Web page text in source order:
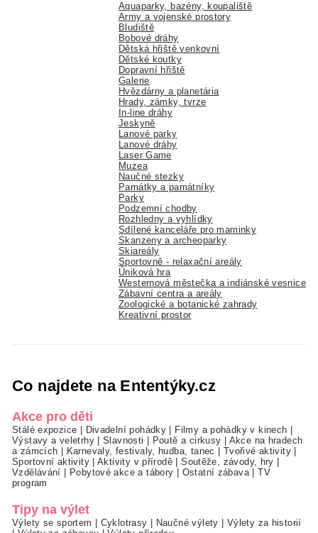
Aquaparky, bazény, koupaliště
Army a vojenské prostory
Bludiště
Bobové dráhy
Dětská hřiště venkovní
Dětské koutky
Dopravní hřiště
Galerie
Hvězdárny a planetária
Hrady, zámky, tvrze
In-line dráhy
Jeskyně
Lanové parky
Lanové dráhy
Laser Game
Muzea
Naučné stezky
Památky a památníky
Parky
Podzemní chodby
Rozhledny a vyhlídky
Sdílené kanceláře pro maminky
Skanzeny a archeoparky
Skiareály
Sportovně - relaxační areály
Úniková hra
Westernová městečka a indiánské vesnice
Zábavní centra a areály
Zoologické a botanické zahrady
Kreativní prostor
Co najdete na Ententýky.cz
Akce pro děti
Stálé expozice Divadelní pohádky Filmy a pohádky v kinech
Výstavy a veletrhy|Slavnosti Poutě a cirkusy
Akce na hradech
a zámcích
Karnevaly, festivaly, hudba, tanec Tvořivé aktivity
Sportovní aktivity|Aktivity v přírodě |Soutěže, závody, hry
Vzdělávání
Pobytové akce a tábory Ostatní zábava|TV
program
Tipy na výlet
Výlety se sportem Cyklotrasy Naučné výlety
Výlety za historií